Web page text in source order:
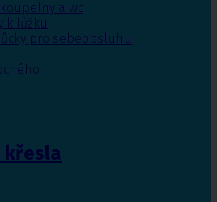
a wc
k lůžku
pro sebeobsluhu
křesla